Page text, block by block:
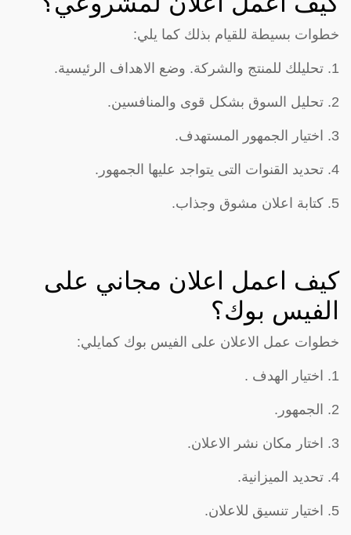
خطوات بسيطة للقيام بذلك كما يلي:
1. تحليلك للمنتج والشركة. وضع الاهداف الرئيسية.
2. تحليل السوق بشكل قوى والمنافسين.
3. اختيار الجمهور المستهدف.
4. تحديد القنوات التى يتواجد عليها الجمهور.
5. كتابة اعلان مشوق وجذاب.
كيف اعمل اعلان مجاني على
الفيس بوك؟
خطوات عمل الاعلان على الفيس بوك كمايلي:
1. اختيار الهدف .
2. الجمهور.
3. اختار مكان نشر الاعلان.
4. تحديد الميزانية.
5. اختيار تنسيق للاعلان.